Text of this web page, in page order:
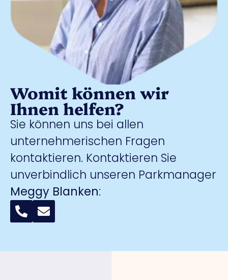
Womit können wir
Ihnen helfen?
Sie können uns bei allen
unternehmerischen Fragen
kontaktieren. Kontaktieren Sie
unverbindlich unseren Parkmanager
Meggy Blanken: